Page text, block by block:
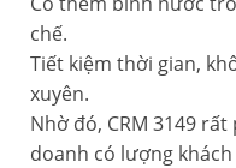
chế.
Tiết kiệm thời gian,
xuyên.
Nhờ đó, CRM 3149
doanh có lượng